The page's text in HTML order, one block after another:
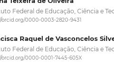
Federal de Educação, Ciência e
orcid.org/0000-0003-2820-9431
Raquel de Vasconcelos
Federal de Educação, Ciência e
orcid.org/0000-0001-7445-605X